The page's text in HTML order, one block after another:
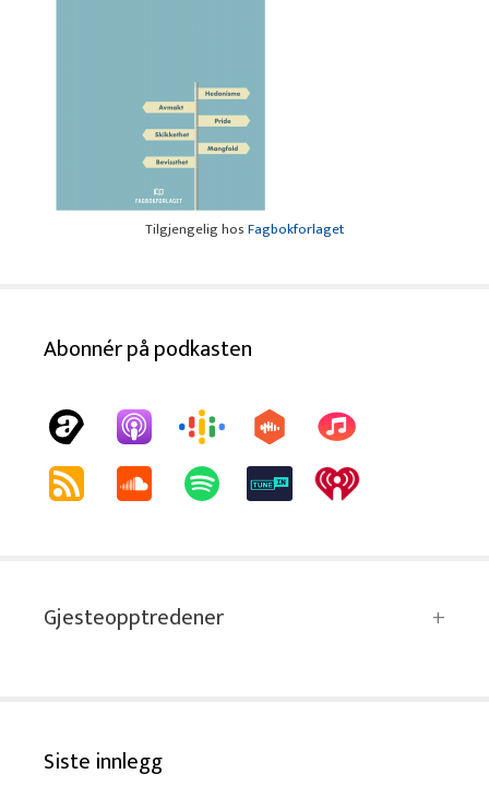
Tilgjengelig hosFagbokforlaget
Abonnér på podkasten
Gjesteopptredener
Siste innlegg